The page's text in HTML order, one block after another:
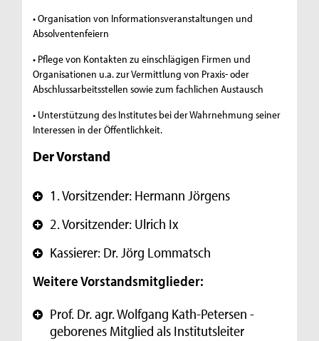
• Organisation von Informationsveranstaltungen und
Absolventenfeiern
• Pflege von Kontakten zu einschlägigen Firmen und
Organisationen u.a. zur Vermittlung von Praxis- oder
Abschlussarbeitsstellen sowie zum fachlichen Austausch
• Unterstützung des Institutes bei der Wahrnehmung seiner
Interessen in der Öffentlichkeit.
Der Vorstand
+ 1. Vorsitzender: Hermann Jörgens
+ 2. Vorsitzender: Ulrich Ix
+ Kassierer: Dr. Jörg Lommatsch
Weitere Vorstandsmitglieder:
+ Prof. Dr. agr. Wolfgang Kath-Petersen -
geborenes Mitglied als Institutsleiter